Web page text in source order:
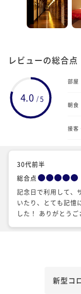
レビューの総合点
4.0 /5
部屋
朝食
接客
30代前半
総合点
記念日で利用して、
いたり、とても記憶
した！ ありがとうご
新型コ